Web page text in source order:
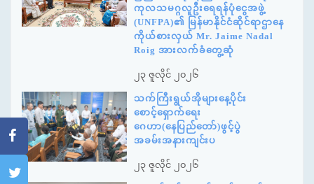
ကုလသမဂ္ဂလူဦးရေရန်ပုံငွေအဖွဲ့
(UNFPA)၏ မြန်မာနိုင်ငံဆိုင်ရာဌာနေ
ကိုယ်စားလှယ် Mr. Jaime Nadal
Roig အားလက်ခံတွေ့ဆုံ
၂၃ ဇူလိုင် ၂၀၂၆
သက်ကြီးရွယ်အိုများနေ့ပိုင်း
စောင့်ရှောက်ရေး
ဂေဟာ(နေပြည်တော်)ဖွင့်ပွဲ
အခမ်းအနားကျင်းပ
၂၃ ဇူလိုင် ၂၀၂၆